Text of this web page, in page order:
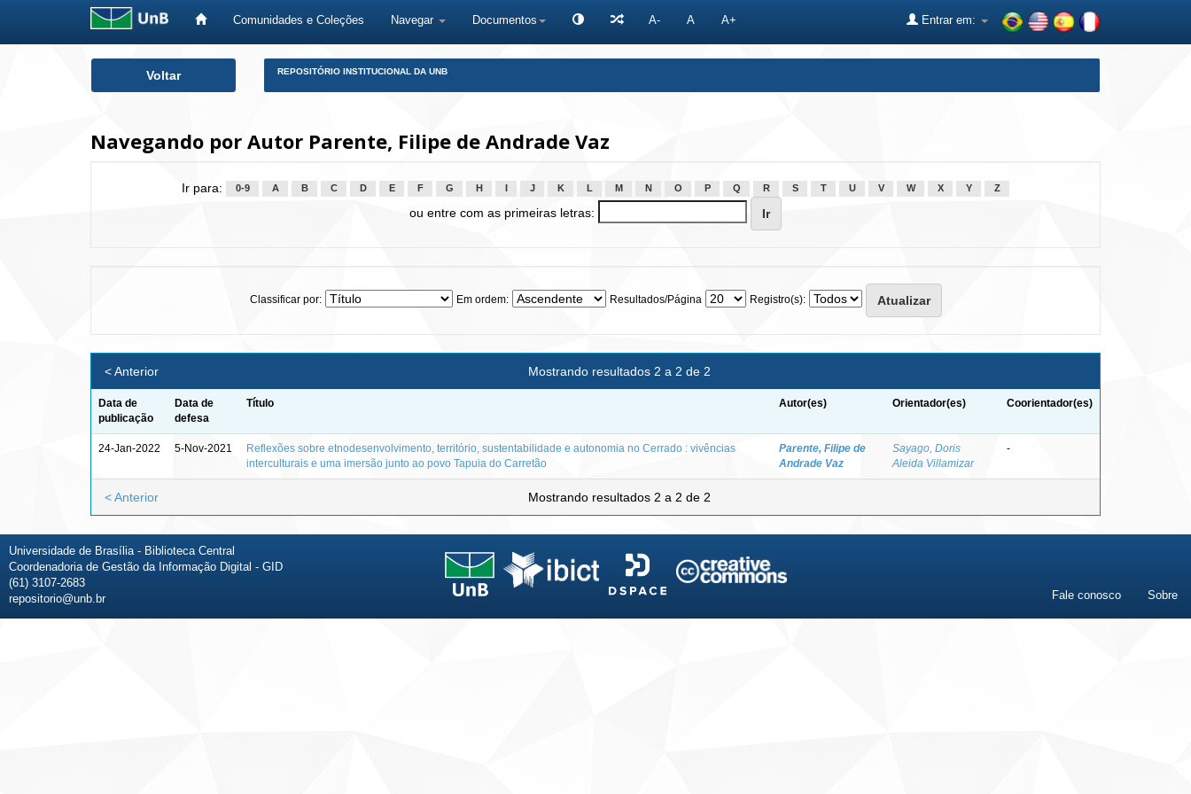
Comunidades e Coleções Navegar Documentos A- A A+ Entrar em:
Voltar REPOSITÓRIO INSTITUCIONAL DA UNB
Navegando por Autor Parente, Filipe de Andrade Vaz
Ir para: 0-9 A B C D E F G H J K L M N O P Q R S T U V W X Y Z
ou entre com as primeiras letras:
Classificar por: Em ordem: Resultados/Página Registro(s):
Mostrando resultados 2 a 2 de 2
< Anterior
Data de
publicação
Data de
defesa
Título Autor(es) Orientador(es) Coorientador(es)
24-Jan-2022 5-Nov-2021
Reflexões sobre etnodesenvolvimento, território, sustentabilidade e autonomia no Cerrado : vivências
interculturais e uma imersão junto ao povo Tapuia do Carretão
Parente, Filipe de
Andrade Vaz
Sayago, Doris
Aleida Villamizar
-
Mostrando resultados 2 a 2 de 2
< Anterior
Universidade de Brasília - Biblioteca Central
Coordenadoria de Gestão da Informação Digital - GID
(61) 3107-2683
repositorio@unb.br
Fale conosco Sobre